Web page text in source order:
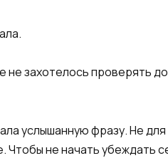
не захотелось проверять
услышанную фразу. Не для
Чтобы не начать убеждать